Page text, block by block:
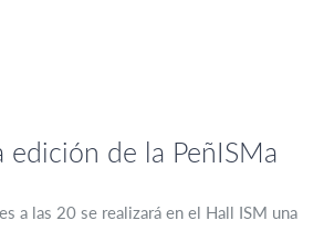
edición de la PeñISMa
a las 20 se realizará en el Hall ISM una